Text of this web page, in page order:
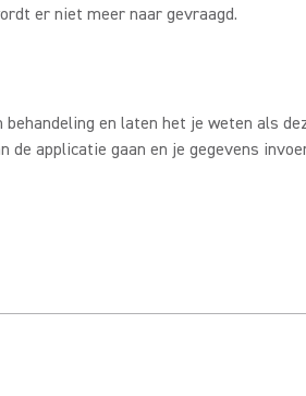
er niet meer naar gevraagd.
en laten het je weten als
de applicatie gaan en je gegevens